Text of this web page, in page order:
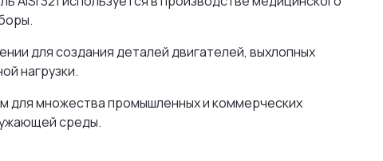
для создания деталей двигателей, выхлопных
нагрузки.
для множества промышленных и коммерческих
среды.